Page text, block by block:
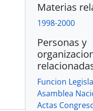
Materias
1998-2000
Personas y
Funcion
Asamblea
Actas